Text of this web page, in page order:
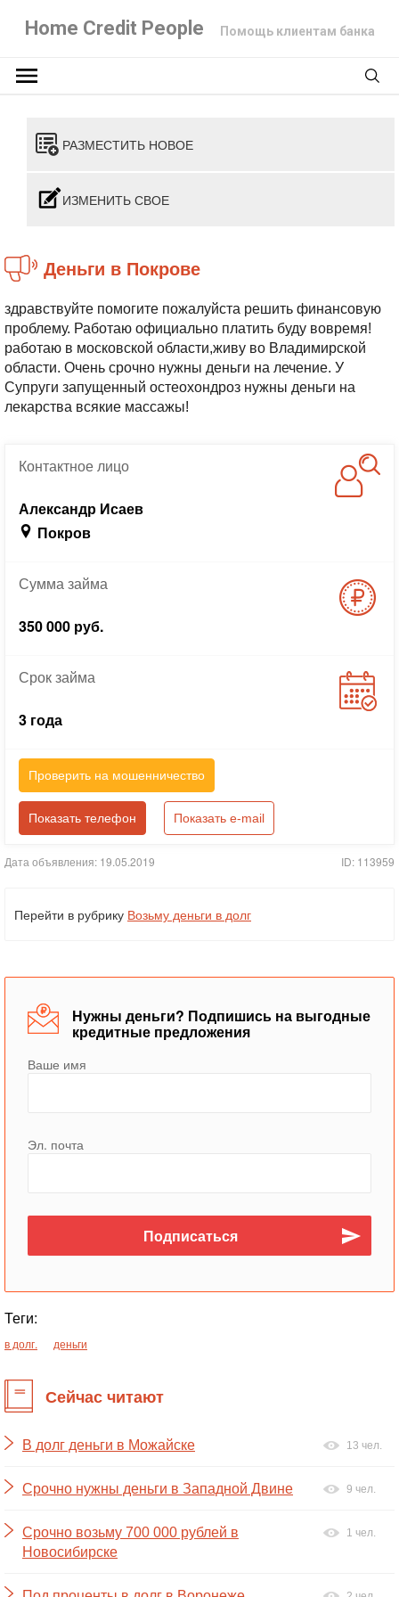
Home Credit People Помощь клиентам банка
РАЗМЕСТИТЬ НОВОЕ
ИЗМЕНИТЬ СВОЕ
деньги в Покрове
здравствуйте помогите пожалуйста решить финансовую
проблему. Работаю официально платить буду вовремя!
работаю в московской области,живу во Владимирской
области. Очень срочно нужны деньги на лечение. У
Супруги запущенный остеохондроз нужны деньги на
лекарства всякие массажы!
Контактноелицо
Александр Исаев
Покров
Суммазайма
350 000 руб.
Срокзайма
3 года
Проверить на мошенничество
Показать телефон Показать e-mail
Дата объявления: 19.05.2019 ID: 113959
Перейти в рубрику Возьму деньги в долг
Нужны деньги? Подпишись на выгодные
кредитные предложения
Ваше имя
Эл. почта
Теги:
в долг. деньги
Сейчас читают
В долг деньги в Можайске 13 чел.
Срочно нужны деньги в Западной Двине 9 чел.
Срочно возьму 700 000 рублей в
Новосибирске
1 чел.